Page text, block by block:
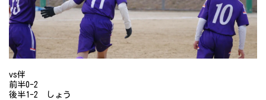
vs伴
前半0-2
後半1-2 しょう